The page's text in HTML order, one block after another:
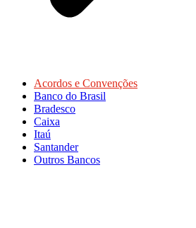
Acordos e Convenções
Banco do Brasil
Bradesco
Caixa
Itaú
Santander
Outros Bancos